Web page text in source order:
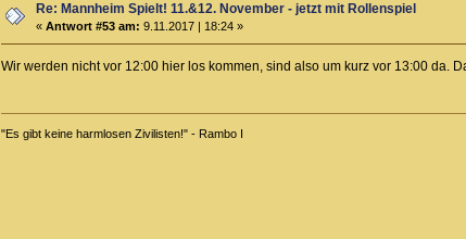
Re: Mannheim Spielt! 11.&12. November - jetzt mit Rollenspiel
«Antwort #53 am: 9.11.2017 | 18:24 »
Wir werden nicht vor 12:00 hier los kommen, sind also um kurz vor 13:00 da.
"Es gibt keine harmlosen Zivilisten!" - Rambo I